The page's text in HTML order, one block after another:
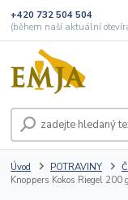
+420 732 504 504
(během naší aktuální
Úvod POTRAVINY
Knoppers Kokos Riegel 200